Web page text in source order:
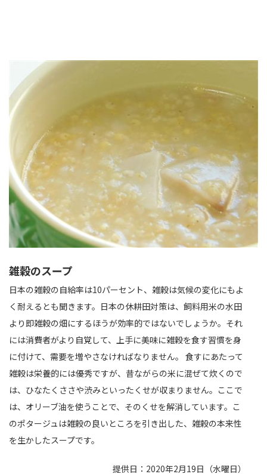
雑穀のスープ
日本の雑穀の自給率は10パーセント、雑穀は気候の変化にもよ
く耐えるとも聞きます。日本の休耕田対策は、飼料用米の水田
より即雑穀の畑にするほうが効率的ではないでしょうか。それ
には消費者がより自覚して、上手に美味に雑穀を食す習慣を身
に付けて、需要を増やさなければなりません。 食すにあたって
雑穀は栄養的には優秀ですが、昔ながらの米に混ぜて炊くので
は、ひなたくささや渋みといったくせが収まりません。ここで
は、オリーブ油を使うことで、そのくせを解消しています。こ
のポタージュは雑穀の良いところを引き出した、雑穀の本来性
を生かしたスープです。
提供日：2020年2月19日（水曜日）